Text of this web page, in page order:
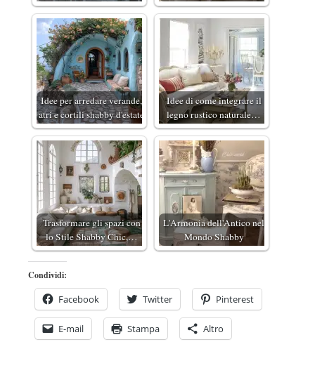
Idee per arredare verande,
atri e cortili shabby d'estate
Idee di come integrare il
legno rustico naturale…
Trasformare gli spazi con
lo Stile Shabby Chic,…
L'Armonia dell'Antico nel
Mondo Shabby
Condividi:
Facebook Twitter Pinterest
E-mail Stampa Altro